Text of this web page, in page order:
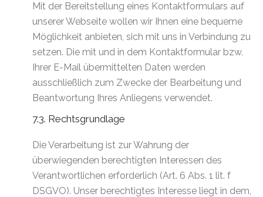
Mit der Bereitstellung eines Kontaktformulars auf
unserer Webseite wollen wir Ihnen eine bequeme
Möglichkeit anbieten, sich mit uns in Verbindung zu
setzen. Die mit und in dem Kontaktformular bzw.
Ihrer E-Mail übermittelten Daten werden
ausschließlich zum Zwecke der Bearbeitung und
Beantwortung Ihres Anliegens verwendet.
7.3. Rechtsgrundlage
Die Verarbeitung ist zur Wahrung der
überwiegenden berechtigten Interessen des
Verantwortlichen erforderlich (Art. 6 Abs. 1 lit. f
DSGVO). Unser berechtigtes Interesse liegt in dem,